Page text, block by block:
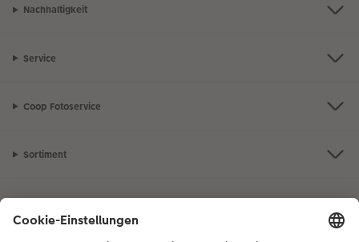
Nachhaltigkeit
Service
Coop Fotoservice
Sortiment